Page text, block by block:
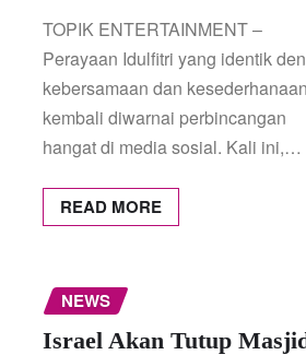
TOPIK ENTERTAINMENT –
Perayaan Idulfitri yang identik
kebersamaan dan kesederhanaan
kembali diwarnai perbincangan
hangat di media sosial. Kali ini,…
READ MORE
NEWS
Israel Akan Tutup